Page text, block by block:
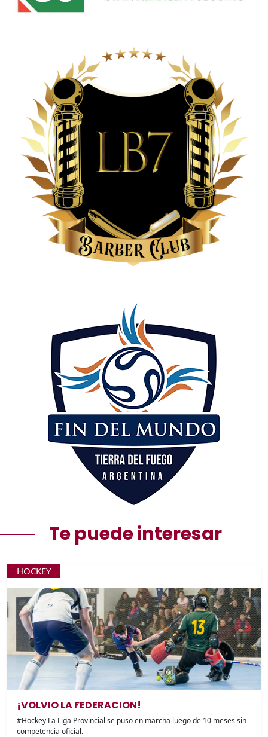
Te puede interesar
HOCKEY
¡VOLVIO LA FEDERACION!
#Hockey La Liga Provincial se puso en marcha luego de 10 meses sin
competencia oficial.